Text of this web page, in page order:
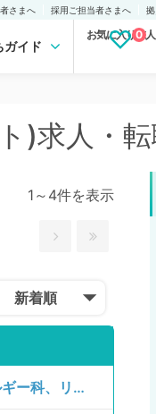
さまへ 採用ご担当者さまへ
ガイド
お気に入り求人
0
)求人・
1～4件を表示
新着順
【宮城県／仙台市青葉区】日曜日／時給11,000円／神経内科、精神科、神経科、アレルギー科、リウマチ科、小児科、整形外科、形成外科、美容外科、脳神経外科、呼吸器外科、心臓血管外科、小児外科、皮膚科、泌尿器科、産婦人科、産科、婦人科、眼科、耳鼻咽喉科、気管食道科、放射線科、リハビリテーション科、歯科、矯正歯科、歯科口腔外科、小児歯科、麻酔科、ペインクリニック、人工透析科、緩和ケア科、一般内科、循環器内科、呼吸器内科、消化器内科、内分泌・代謝内科、腎臓内科、老年内科、血液内科、外科系全般、一般外科、消化器外科、乳腺外科、総合診療科、美容皮膚科、健診・人間ドック、救急科・ＩＣＵ、病理科、基礎医学系、膠原病科、スポーツ整形外科、大腸・肛門外科、その他、産業医